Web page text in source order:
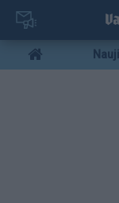
Pereiti
pagrindinį
turinį
Mobile
menu
Nauji